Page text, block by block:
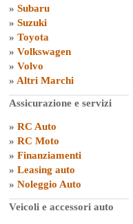
» Subaru
» Suzuki
» Toyota
» Volkswagen
» Volvo
» Altri Marchi
Assicurazione e servizi
» RC Auto
» RC Moto
» Finanziamenti
» Leasing auto
» Noleggio Auto
Veicoli e accessori auto